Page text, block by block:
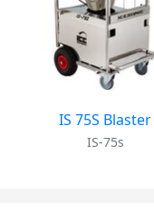
IS 75S Blaster
IS-75s